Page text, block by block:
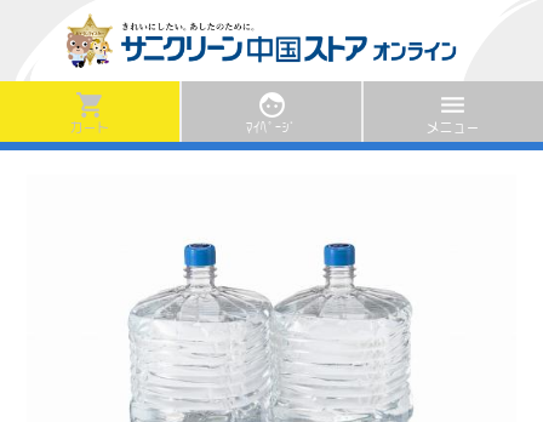
shopping_cart
カート
face
ﾏｲﾍﾟｰｼﾞ
menu
メニュー